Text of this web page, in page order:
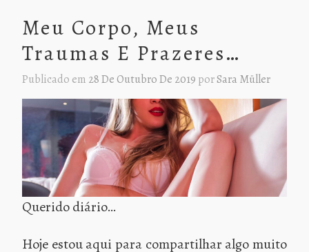
Meu Corpo, Meus
Traumas E Prazeres…
Publicado em 28 De Outubro De 2019 porSara Müller
Querido diário…
Hoje estou aqui para compartilhar algo muito